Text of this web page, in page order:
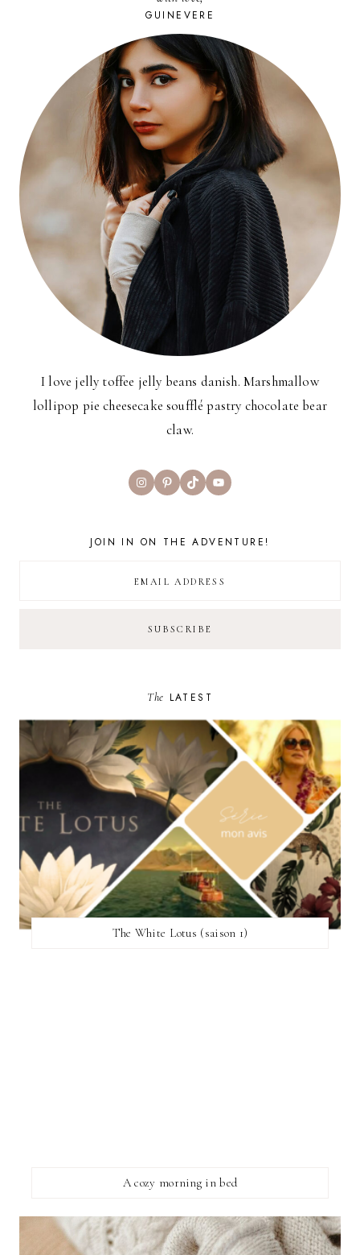
GUINEVERE
I love jelly toffee jelly beans danish. Marshmallow
lollipop pie cheesecake soufflé pastry chocolate bear
claw.
InstagramPinterest
TikTokYouTube
JOIN IN ON THE ADVENTURE!
The LATEST
The White Lotus (saison 1)
A cozy morning in bed